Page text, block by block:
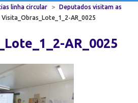
linha circular >
Deputados visitam as
Visita_Obras_Lote_1_2-AR_0025
AR_0025